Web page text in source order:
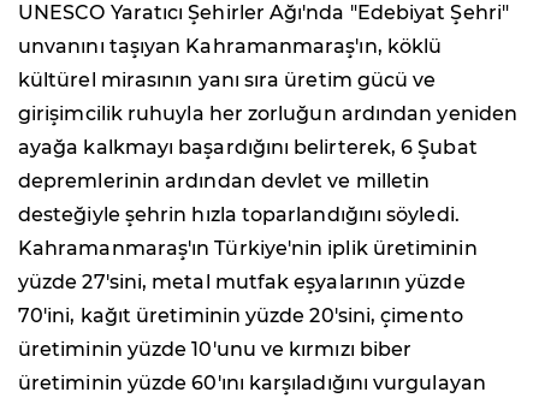
UNESCO Yaratıcı Şehirler Ağı'nda "Edebiyat Şehri"
unvanını taşıyan Kahramanmaraş'ın, köklü
kültürel mirasının yanı sıra üretim gücü ve
girişimcilik ruhuyla her zorluğun ardından yeniden
ayağa kalkmayı başardığını belirterek, 6 Şubat
depremlerinin ardından devlet ve milletin
desteğiyle şehrin hızla toparlandığını söyledi.
Kahramanmaraş'ın Türkiye'nin iplik üretiminin
yüzde 27'sini, metal mutfak eşyalarının yüzde
70'ini, kağıt üretiminin yüzde 20'sini, çimento
üretiminin yüzde 10'unu ve kırmızı biber
üretiminin yüzde 60'ını karşıladığını vurgulayan